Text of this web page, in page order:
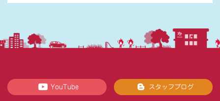
YouTube スタッフブログ